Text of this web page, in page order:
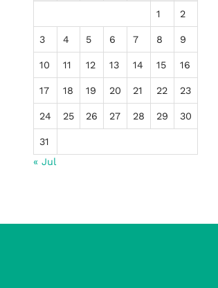
1 2
3 4 5 6 7 8 9
10 11 12 13 14 15 16
17 18 19 20 21 22 23
24 25 26 27 28 29 30
31
« Jul